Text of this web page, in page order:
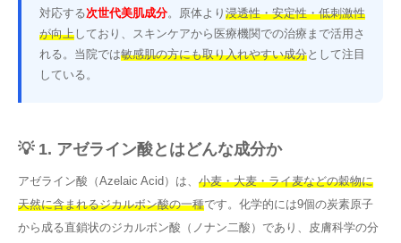
対応する次世代美肌成分。原体より 浸透性・安定性・低刺激性
が向上 しており、スキンケアから医療機関での治療まで活用さ
れる。当院では敏感肌の方にも取り入れやすい成分として注目
している。
💡 1. アゼライン酸とはどんな成分か
アゼライン酸（Azelaic Acid）は、 小麦・大麦・ライ麦などの穀物に
天然に含まれるジカルボン酸の一種です。化学的には9個の炭素原子
から成る直鎖状のジカルボン酸（ノナン二酸）であり、皮膚科学の分